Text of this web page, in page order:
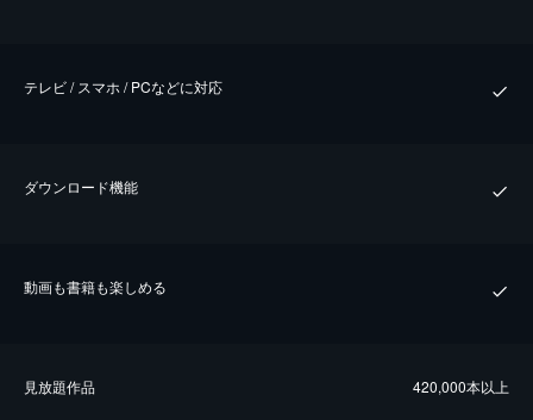
テレビ / スマホ / PCなどに対応
ダウンロード機能
動画も書籍も楽しめる
⾒放題作品 420,000本以上